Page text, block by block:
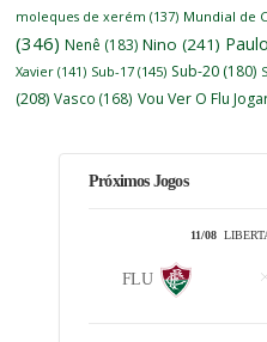
moleques de xerém (137) Mundial de
(346) Nenê (183) Nino (241)
Xavier (141) Sub-17 (145) Sub-20 (180)
(208) Vasco (168) Vou Ver O Flu
Próximos Jogos
11/08
FLU